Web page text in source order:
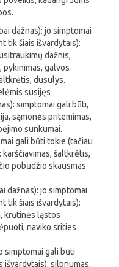
dažnas): jo simptomai
tik šiais išvardytais):
dažnis,
pykinimas, galvos
dusulys.
susijęs
simptomai gali būti,
sąmonės pritemimas,
sunkumai.
gali būti tokie (tačiau
šaltkrėtis,
pobūdžio skausmas
dažnas): jo simptomai
tik šiais išvardytais):
krūtinės ląstos
naviko srities
simptomai gali būti
išvardytais): silpnumas,